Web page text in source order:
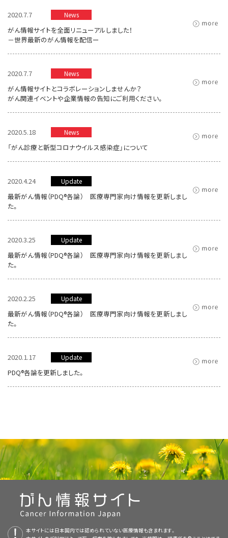
2020.7.7 News
がん情報サイトを全面リニューアルしました！
－世界最新のがん情報を配信ー
2020.7.7 News
がん情報サイトとコラボレーションしませんか？
がん関連イベントや企業情報の告知にご利用ください。
2020.5.18 News
「がん診療と新型コロナウイルス感染症」について
2020.4.24 Update
最新がん情報（PDQ®各論） 医療専門家向け情報を更新しまし
た。
2020.3.25 Update
最新がん情報（PDQ®各論） 医療専門家向け情報を更新しまし
た。
2020.2.25 Update
最新がん情報（PDQ®各論） 医療専門家向け情報を更新しまし
た。
2020.1.17 Update
PDQ®各論を更新しました。
本サイトには日本国内では認められていない医療情報も含まれます。